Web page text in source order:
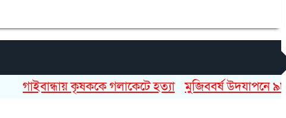
গাইবান্ধায় কৃষককে গলাকেটে হত্যা মুজিববর্ষ উদযাপনে ৯৮২